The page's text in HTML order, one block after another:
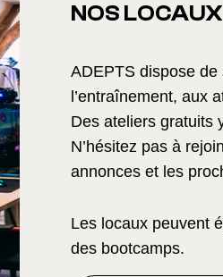
NOS LOCAUX
ADEPTS dispose
l’entraînement, aux
Des ateliers gratuits
N’hésitez pas à
annonces et les
Les locaux peuvent
des bootcamps.